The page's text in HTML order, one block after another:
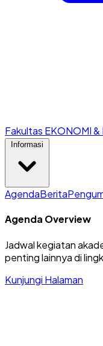
Fakultas EKONOMI &
AgendaBerita
Agenda Overview
Jadwal kegiatan
penting lainnya di
Kunjungi Halaman